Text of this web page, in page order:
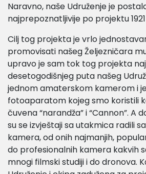
Naravno, naše Udruženje je
najprepoznatljivije po projektu 1921
Cilj tog projekta je vrlo
promovisati našeg Željezničara
upravo je sam tok tog projekta
desetogodišnjeg puta našeg
jednom amaterskom kamerom i
fotoaparatom kojeg smo koristili
čuvena “narandža” i “Cannon”. A
su se izvještaji sa utakmica radili
kamera, od onih najmanjih,
do profesionalnih kamera kakvih
mnogi filmski studiji i do dronova.